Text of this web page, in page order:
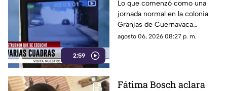
2:59
colonia Las Granjas
Lo que comenzó como una
jornada normal en la colonia
Granjas de Cuernavaca
terminó en una movilización
agosto 06, 2026 08:27 p. m.
Fátima Bosch aclara